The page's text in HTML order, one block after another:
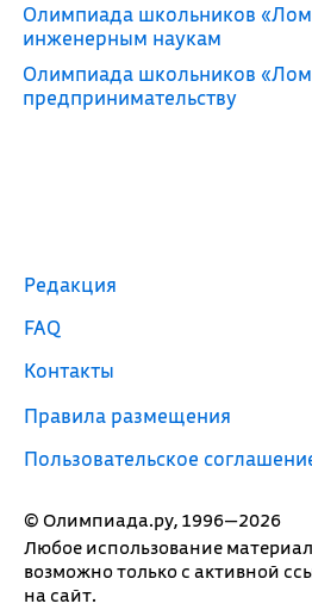
Олимпиада школьников
инженерным наукам
Олимпиада школьников
предпринимательству
© Олимпиада.ру, 1996—2026
Любое использование
возможно только с активной
на сайт.
Редакция
FAQ
Контакты
Правила размещения
Пользовательское